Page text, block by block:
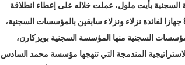
بأيت ملول، عملت خلاله على إعطاء انطلاقة
عملية توزيع أجهزة السمع للمستفيدين منها، والبالغ عددها الإجمالي 87 جهازا لفائدة نزلاء ونزلاء سابقين بالمؤسسات السجنية،
السجنية منها المؤسسة السجنية بويزكارن،
المندمجة التي تنهجها مؤسسة محمد السادس